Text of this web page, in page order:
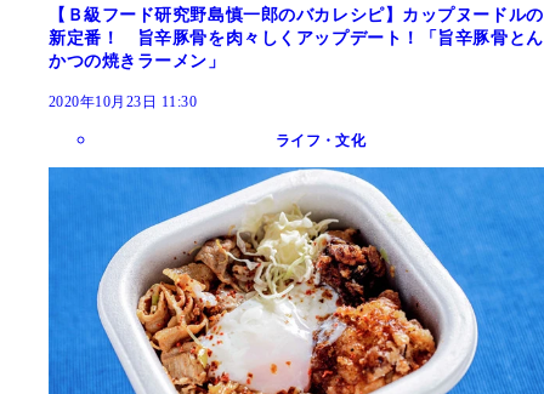
【Ｂ級フード研究野島慎一郎のバカレシピ】カップヌードルの
新定番！ 旨辛豚骨を肉々しくアップデート！「旨辛豚骨とん
かつの焼きラーメン」
2020年10月23日 11:30
ライフ・文化